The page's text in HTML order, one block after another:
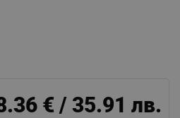
€ / 35.91 лв.